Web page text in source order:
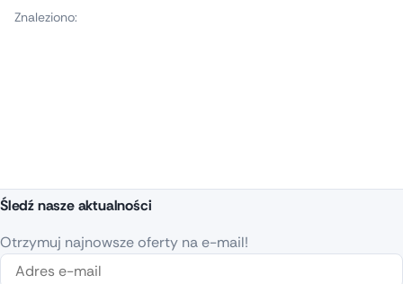
Znaleziono:
Śledź nasze aktualności
Otrzymuj najnowsze oferty na e-mail!